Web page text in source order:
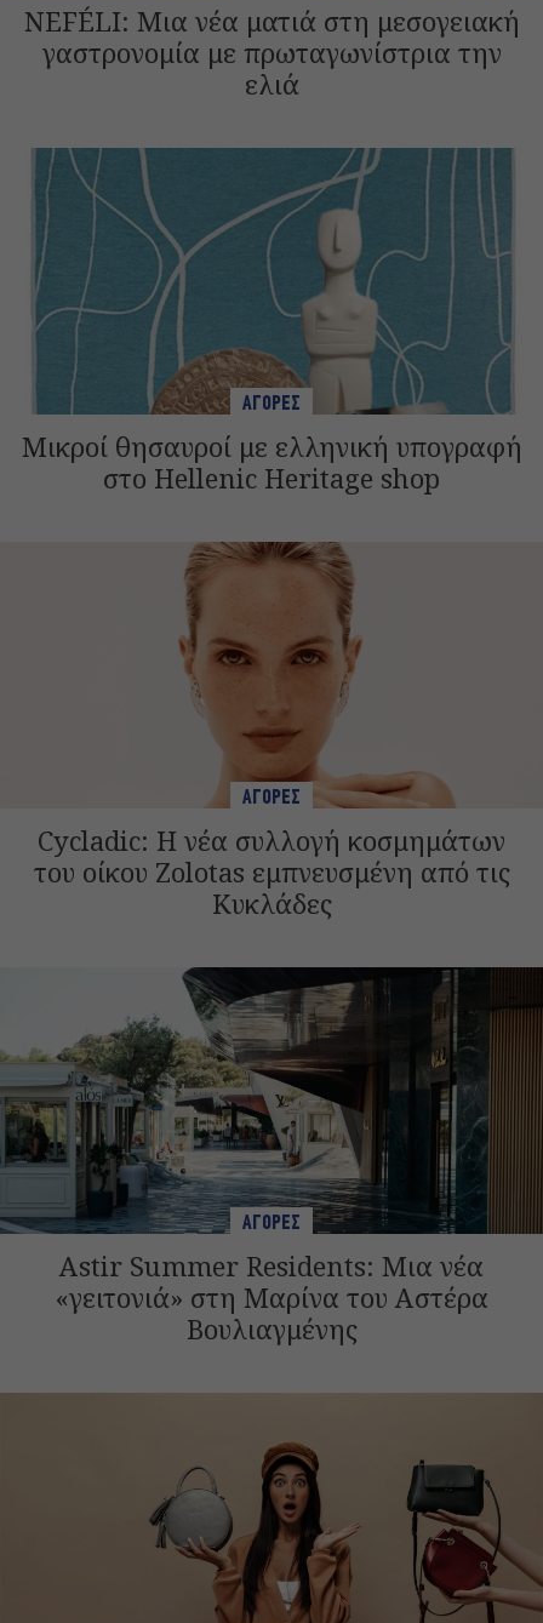
NEFÉLI: Μια νέα ματιά στη μεσογειακή
γαστρονομία με πρωταγωνίστρια την
ελιά
ΑΓΟΡΕΣ
Μικροί θησαυροί με ελληνική υπογραφή
στο Hellenic Heritage shop
ΑΓΟΡΕΣ
Cycladic: Η νέα συλλογή κοσμημάτων
του οίκου Zolotas εμπνευσμένη από τις
Κυκλάδες
ΑΓΟΡΕΣ
Astir Summer Residents: Μια νέα
«γειτονιά» στη Μαρίνα του Αστέρα
Βουλιαγμένης